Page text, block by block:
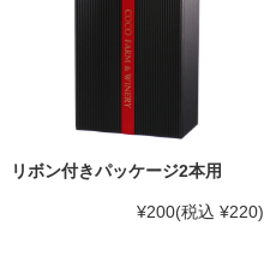
リボン付きパッケージ2本用
¥200(税込 ¥220)